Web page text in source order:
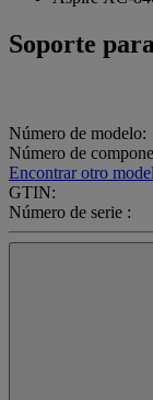
Soporte
Número de modelo:
Número de
Encontrar otro
GTIN:
Número de serie :